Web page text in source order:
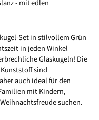
- mit edlen
Set in stilvollem Grün
in jeden Winkel
Glaskugeln! Die
sind
auch ideal für den
mit Kindern,
suchen.